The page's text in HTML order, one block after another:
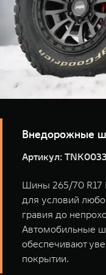
Внедорожные
Артикул: TNK0033
Шины 265/70 R17
для условий
гравия до
Автомобильные
обеспечивают
покрытии.